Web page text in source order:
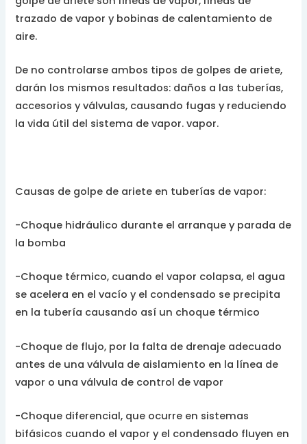
trazado de vapor y bobinas de calentamiento de
aire.
De no controlarse ambos tipos de golpes de ariete,
darán los mismos resultados: daños a las tuberías,
accesorios y válvulas, causando fugas y reduciendo
la vida útil del sistema de vapor. vapor.
Causas de golpe de ariete en tuberías de vapor:
-Choque hidráulico durante el arranque y parada de
la bomba
-Choque térmico, cuando el vapor colapsa, el agua
se acelera en el vacío y el condensado se precipita
en la tubería causando así un choque térmico
-Choque de flujo, por la falta de drenaje adecuado
antes de una válvula de aislamiento en la línea de
vapor o una válvula de control de vapor
-Choque diferencial, que ocurre en sistemas
bifásicos cuando el vapor y el condensado fluyen en